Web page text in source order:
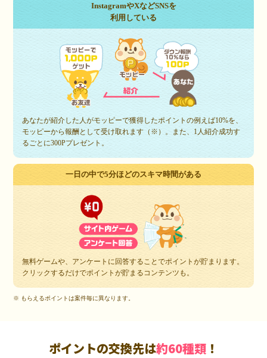
InstagramやXなどSNSを
利用している
あなたが紹介した人がモッピーで獲得したポイントの例えば10%を、
モッピーから報酬として受け取れます（※）。また、1人紹介成功す
るごとに300Pプレゼント。
一日の中で5分ほどのスキマ時間がある
無料ゲームや、アンケートに回答することでポイントが貯まります。
クリックするだけでポイントが貯まるコンテンツも。
※ もらえるポイントは案件毎に異なります。
ポイントの交換先は約60種類 ！